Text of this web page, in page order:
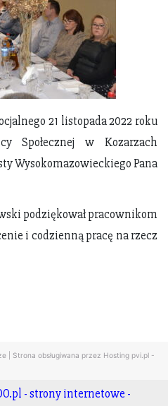
21 listopada 2022 roku
Społecznej w Kozarzach
Wysokomazowieckiego Pana
podziękował pracownikom
i codzienną pracę na rzecz
Strona obsługiwana przez Hosting pvi.pl -
- strony internetowe -